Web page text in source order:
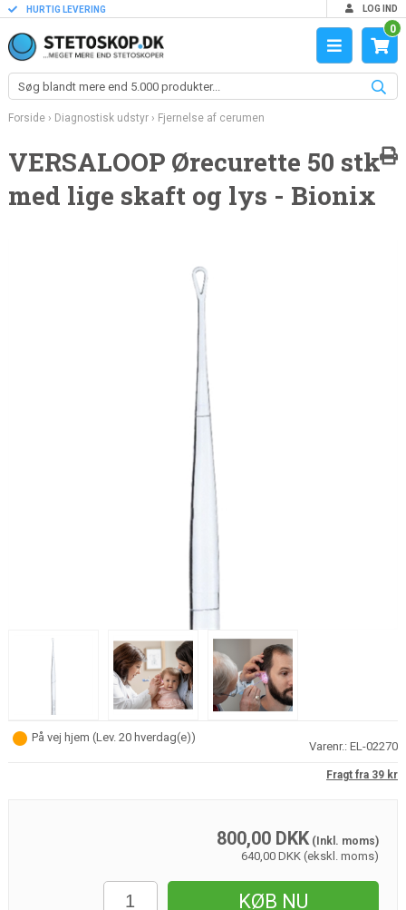
HURTIG LEVERING LOG IND
0
Forside› Diagnostisk udstyr› Fjernelse af cerumen
VERSALOOP Ørecurette 50 stk
med lige skaft og lys - Bionix
På vej hjem (Lev. 20 hverdag(e))
Varenr.:EL-02270
Fragt fra 39 kr
800,00 DKK(Inkl. moms)
640,00 DKK (ekskl. moms)
KØB NU